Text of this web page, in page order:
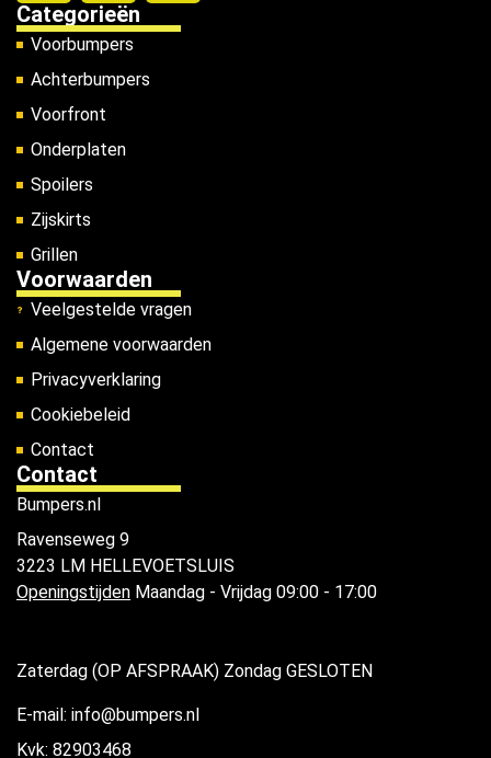
Categorieën
Voorbumpers
Achterbumpers
Voorfront
Onderplaten
Spoilers
Zijskirts
Grillen
Voorwaarden
Veelgestelde vragen
Algemene voorwaarden
Privacyverklaring
Cookiebeleid
Contact
Contact
Bumpers.nl
Ravenseweg 9
3223 LM HELLEVOETSLUIS
Openingstijden Maandag - Vrijdag 09:00 - 17:00
Zaterdag (OP AFSPRAAK) Zondag GESLOTEN
E-mail: info@bumpers.nl
Kvk: 82903468